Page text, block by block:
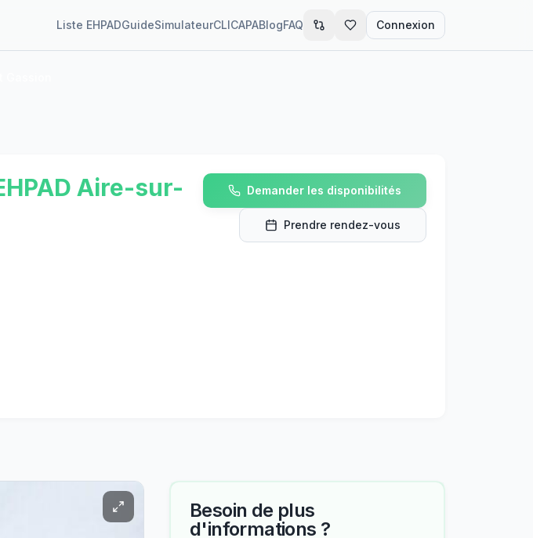
Liste EHPADGuideSimulateurCLICAPABlogFAQ Connexion
Gassion
Aire-sur-
Demander les disponibilités
Prendre rendez-vous
Besoin de plus
d'informations ?